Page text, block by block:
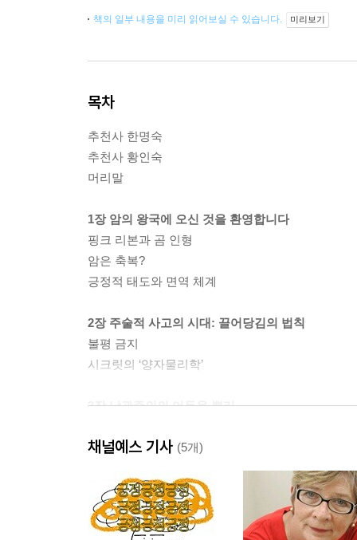
책의 일부 내용을 미리 읽어보실 수 있습니다. 미리보기
목차
추천사 한명숙
추천사 황인숙
머리말
1장 암의 왕국에 오신 것을 환영합니다
핑크 리본과 곰 인형
암은 축복?
긍정적 태도와 면역 체계
2장 주술적 사고의 시대: 끌어당김의 법칙
불평 금지
시크릿의 ‘양자물리학’
3장 낙관주의의 어두운 뿌리
나폴레온 힐과 노먼 빈센트 필
4장 기업에 파고든 동기 유발 산업
세일즈맨의 세계
신비주의자로 가득 찬 기업
채널예스 기사 (5개)